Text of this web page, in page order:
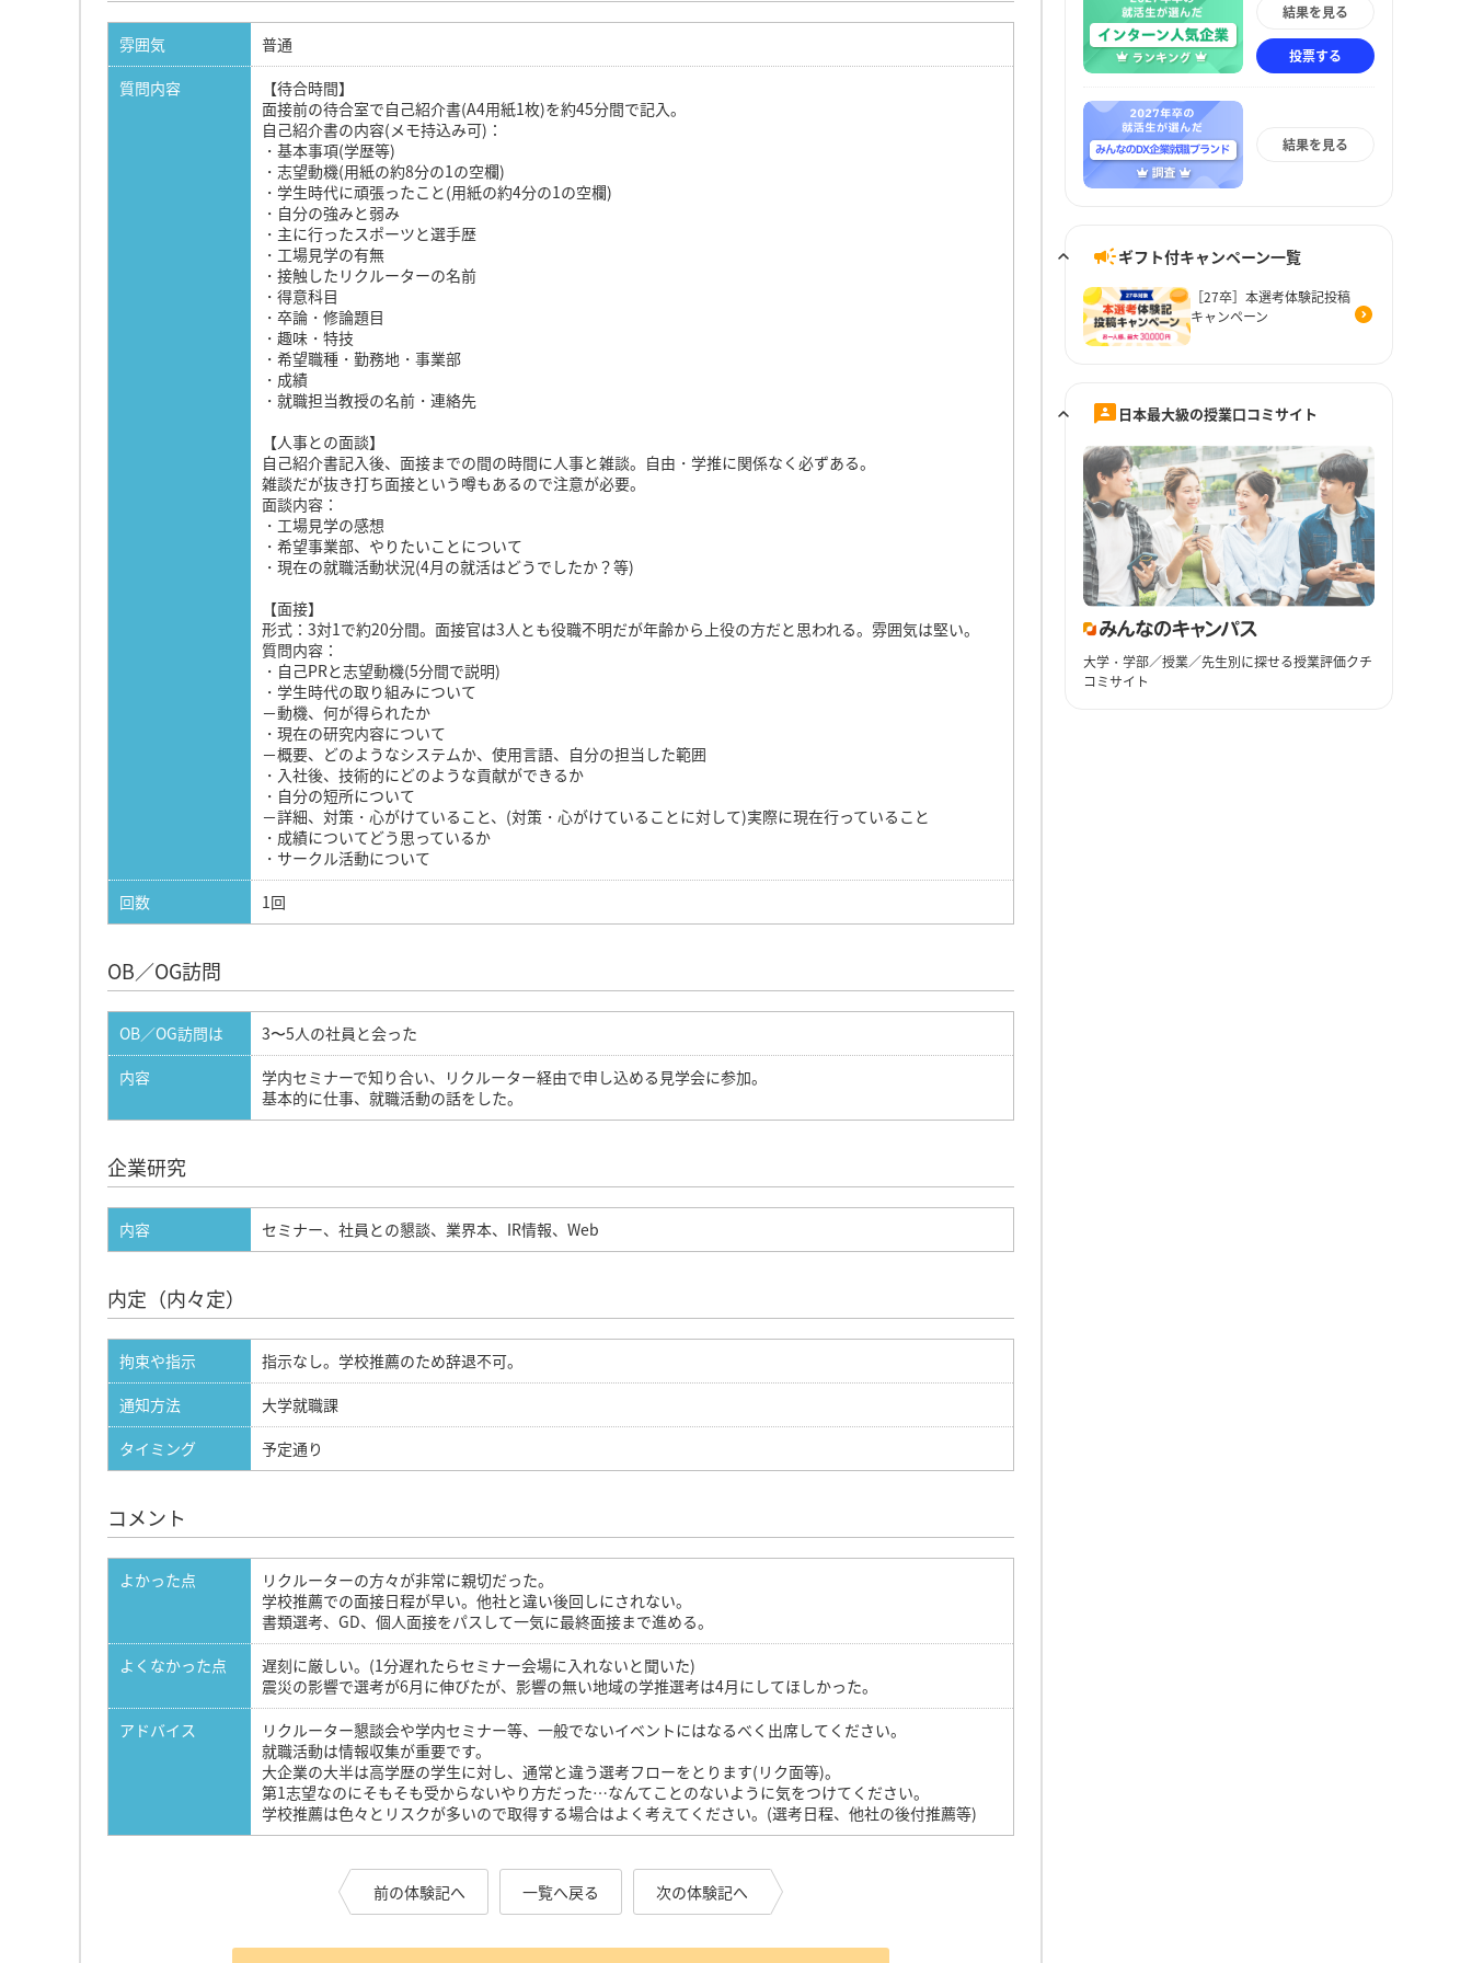
雰囲気
普通
質問内容
【待合時間】
面接前の待合室で自己紹介書(A4用紙1枚)を約45分間で記入。
自己紹介書の内容(メモ持込み可)：
・基本事項(学歴等)
・志望動機(用紙の約8分の1の空欄)
・学生時代に頑張ったこと(用紙の約4分の1の空欄)
・自分の強みと弱み
・主に行ったスポーツと選手歴
・工場見学の有無
・接触したリクルーターの名前
・得意科目
・卒論・修論題目
・趣味・特技
・希望職種・勤務地・事業部
・成績
・就職担当教授の名前・連絡先
【人事との面談】
自己紹介書記入後、面接までの間の時間に人事と雑談。自由・学推に関係なく必ずある。
雑談だが抜き打ち面接という噂もあるので注意が必要。
面談内容：
・工場見学の感想
・希望事業部、やりたいことについて
・現在の就職活動状況(4月の就活はどうでしたか？等)
【面接】
形式：3対1で約20分間。面接官は3人とも役職不明だが年齢から上役の方だと思われる。雰囲気は堅い。
質問内容：
・自己PRと志望動機(5分間で説明)
・学生時代の取り組みについて
－動機、何が得られたか
・現在の研究内容について
－概要、どのようなシステムか、使用言語、自分の担当した範囲
・入社後、技術的にどのような貢献ができるか
・自分の短所について
－詳細、対策・心がけていること、(対策・心がけていることに対して)実際に現在行っていること
・成績についてどう思っているか
・サークル活動について
回数
1回
OB／OG訪問
OB／OG訪問は
3〜5人の社員と会った
内容
学内セミナーで知り合い、リクルーター経由で申し込める見学会に参加。
基本的に仕事、就職活動の話をした。
企業研究
内容 セミナー、社員との懇談、業界本、IR情報、Web
内定（内々定）
拘束や指示
指示なし。学校推薦のため辞退不可。
通知方法
大学就職課
タイミング
予定通り
コメント
よかった点
リクルーターの方々が非常に親切だった。
学校推薦での面接日程が早い。他社と違い後回しにされない。
書類選考、GD、個人面接をパスして一気に最終面接まで進める。
よくなかった点
遅刻に厳しい。(1分遅れたらセミナー会場に入れないと聞いた)
震災の影響で選考が6月に伸びたが、影響の無い地域の学推選考は4月にしてほしかった。
アドバイス
リクルーター懇談会や学内セミナー等、一般でないイベントにはなるべく出席してください。
就職活動は情報収集が重要です。
大企業の大半は高学歴の学生に対し、通常と違う選考フローをとります(リク面等)。
第1志望なのにそもそも受からないやり方だった…なんてことのないように気をつけてください。
学校推薦は色々とリスクが多いので取得する場合はよく考えてください。(選考日程、他社の後付推薦等)
前の体験記へ 一覧へ戻る 次の体験記へ
結果を見る
投票する
結果を見る
ギフト付キャンペーン一覧
［27卒］本選考体験記投稿
キャンペーン
日本最大級の授業口コミサイト
大学・学部／授業／先生別に探せる授業評価クチ
コミサイト